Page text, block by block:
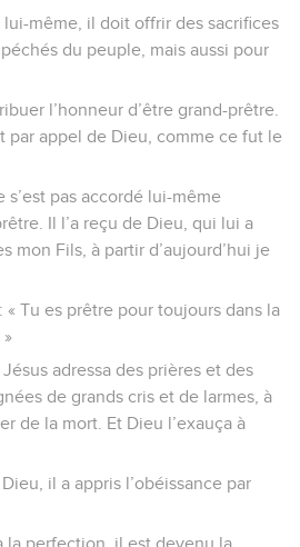
lui-même, il doit offrir des sacrifices
du peuple, mais aussi pour
l’honneur d’être grand-prêtre.
par appel de Dieu, comme ce fut le
s’est pas accordé lui-même
Il l’a reçu de Dieu, qui lui a
mon Fils, à partir d’aujourd’hui je
« Tu es prêtre pour toujours dans la
adressa des prières et des
de grands cris et de larmes, à
de la mort. Et Dieu l’exauça à
il a appris l’obéissance par
la perfection, il est devenu la